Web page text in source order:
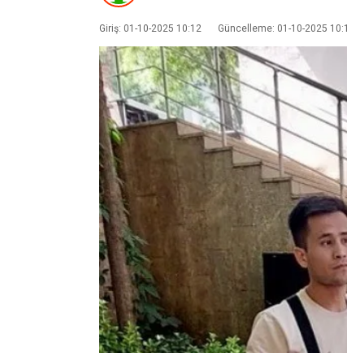
Giriş: 01-10-2025 10:12 Güncelleme: 01-10-2025